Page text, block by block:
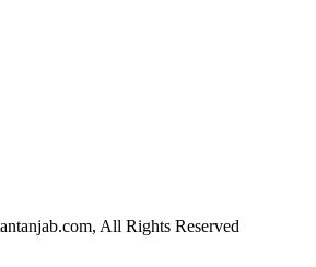
All Rights Reserved